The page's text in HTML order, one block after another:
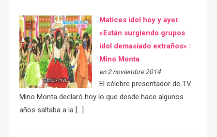
Matices idol hoy y ayer.
«Están surgiendo grupos
idol demasiado extraños» :
Mino Monta
en 2 noviembre 2014
El célebre presentador de TV
Mino Monta declaró hoy lo que desde hace algunos
años saltaba a la […]